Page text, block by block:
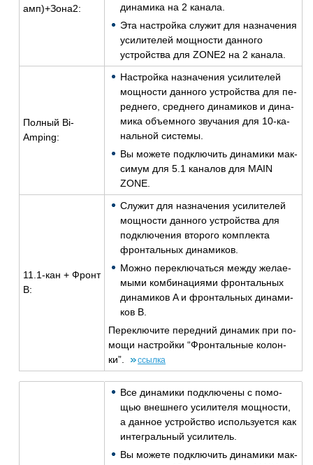
амп)+Зона2:
ди­на­ми­ка на 2 ка­на­ла.
Эта на­строй­ка слу­жит для на­зна­че­ния
уси­ли­те­лей мощ­но­сти дан­но­го
устрой­ства для ZONE2 на 2 ка­на­ла.
Пол­ный Bi-
Amping:
На­строй­ка на­зна­че­ния уси­ли­те­лей
мощ­но­сти дан­но­го устрой­ства для пе­
ред­не­го, сред­не­го ди­на­ми­ков и ди­на­
ми­ка объ­ем­но­го зву­ча­ния для 10-ка­
наль­ной си­сте­мы.
Вы мо­же­те под­клю­чить ди­на­ми­ки мак­
си­мум для 5.1 ка­на­лов для MAIN
ZONE.
11.1-кан + Фронт
B:
Слу­жит для на­зна­че­ния уси­ли­те­лей
мощ­но­сти дан­но­го устрой­ства для
под­клю­че­ния вто­ро­го ком­плек­та
фрон­таль­ных ди­на­ми­ков.
Можно пе­ре­клю­чать­ся между же­ла­е­
мы­ми ком­би­на­ци­я­ми фрон­таль­ных
ди­на­ми­ков A и фрон­таль­ных ди­на­ми­
ков B.
Пе­ре­клю­чи­те пе­ред­ний ди­на­мик при по­
мо­щи на­строй­ки “Фрон­таль­ные ко­лон­
ки”.
ссыл­ка
Все ди­на­ми­ки под­клю­че­ны с по­мо­
щью внеш­не­го уси­ли­те­ля мощ­но­сти,
а дан­ное устрой­ство ис­поль­зу­ет­ся как
ин­те­граль­ный уси­ли­тель.
Вы мо­же­те под­клю­чить ди­на­ми­ки мак­